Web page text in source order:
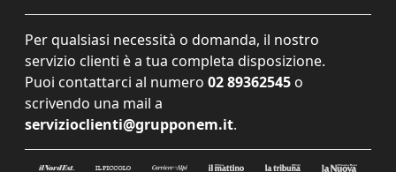
Per qualsiasi necessità o domanda, il nostro
servizio clienti è a tua completa disposizione.
Puoi contattarci al numero 02 89362545 o
scrivendo una mail a
servizioclienti@grupponem.it.